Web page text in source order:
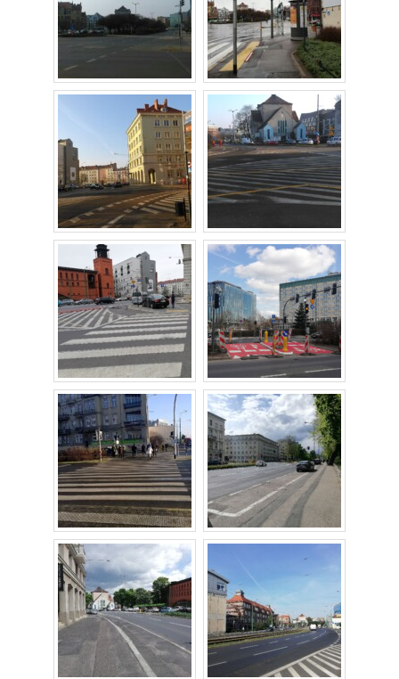
Nowy projekt organizacji ruchu – Szyperska – Piaskowa
Strefa Tempo 30
Strefa Tempo 30 – Opinia Rady Osiedla
Strefa Tempo 30 – etap II i III
Strefa Tempo 30 – etap IV
Nowa organizacja ruchu – ul. Św. Marcin, Ratajczaka, Al.
Marcinkowskiego (Tempo 30)
Archiwum konsultacji
Galeria
Kontakt
Dla mediów